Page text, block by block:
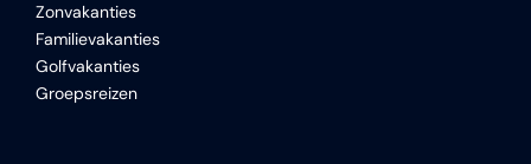
Zonvakanties
Familievakanties
Golfvakanties
Groepsreizen